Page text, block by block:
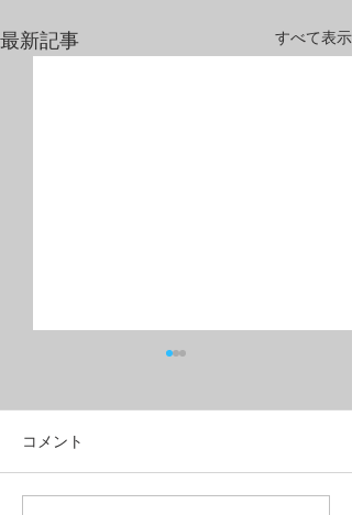
最新記事 すべて表示
コメント